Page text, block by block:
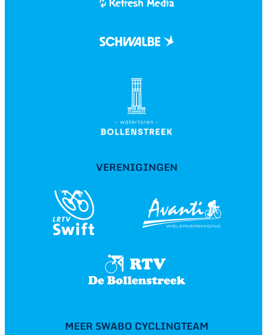
VERENIGINGEN
MEER SWABO CYCLINGTEAM